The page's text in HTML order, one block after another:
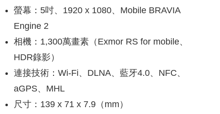
螢幕：5吋、1920 x 1080、Mobile BRAVIA
Engine 2
相機：1,300萬畫素（Exmor RS for mobile、
HDR錄影）
連接技術：Wi-Fi、DLNA、藍牙4.0、NFC、
aGPS、MHL
尺寸：139 x 71 x 7.9（mm）